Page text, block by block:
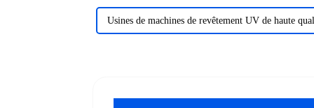
Usines de machines de revêtement UV de haute